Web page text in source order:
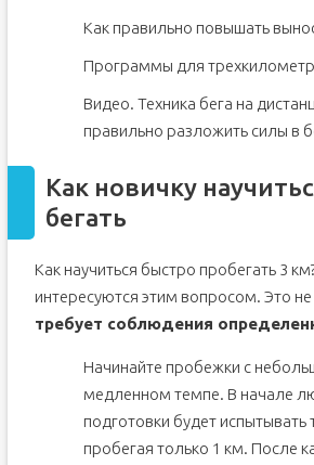
Как правильно повышать
Программы для
Видео. Техника бега на
правильно разложить силы в
Как новичку
бегать
Как научиться быстро пробегать 3
интересуются этим вопросом. Это
требует соблюдения
Начинайте пробежки с
медленном темпе. В начале
подготовки будет испытывать
пробегая только 1 км. После